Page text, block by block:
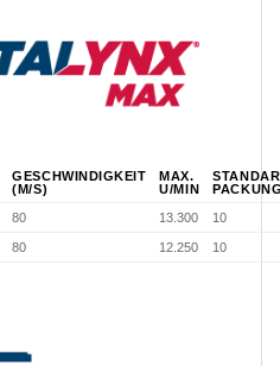
GESCHWINDIGKEIT
(M/S)
MAX.
U/MIN
80 13.300 10
80 12.250 10